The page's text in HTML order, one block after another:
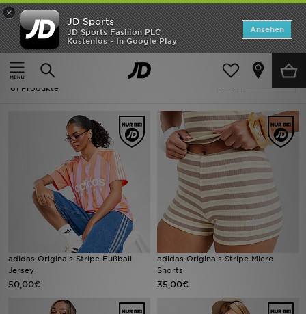
×
JD Sports
JD Sports Fashion PLC
Kostenlos - In Google Play
Ansehen
Home
Stripe
Verfeinern
Stripe
61 Produkte
adidas Originals Stripe Fußball
Jersey
50,00€
adidas Originals Stripe Micro
Shorts
35,00€
ANGEBOTE
Neuheiten
Herren
Bestsellers
Marken
Sport
Lade die APP